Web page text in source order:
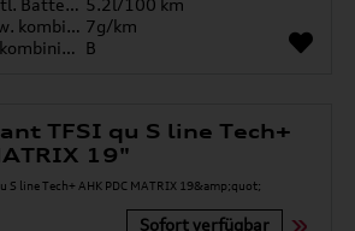
Kraftst. komb. entl. Batterie 5.2l/100 km
CO2-Emission gew. kombiniert 7g/km
CO2-Klasse gew. kombiniert B
TFSI qu S line Tech+
19"
Sofort verfügbar